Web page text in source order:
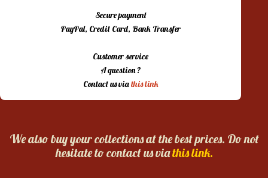
Secure payment
PayPal, Credit Card, Bank Transfer
Customer service
A question ?
Contact us viathis link
We also buy your collections at the best prices. Do not
hesitate to contact us viathis link.